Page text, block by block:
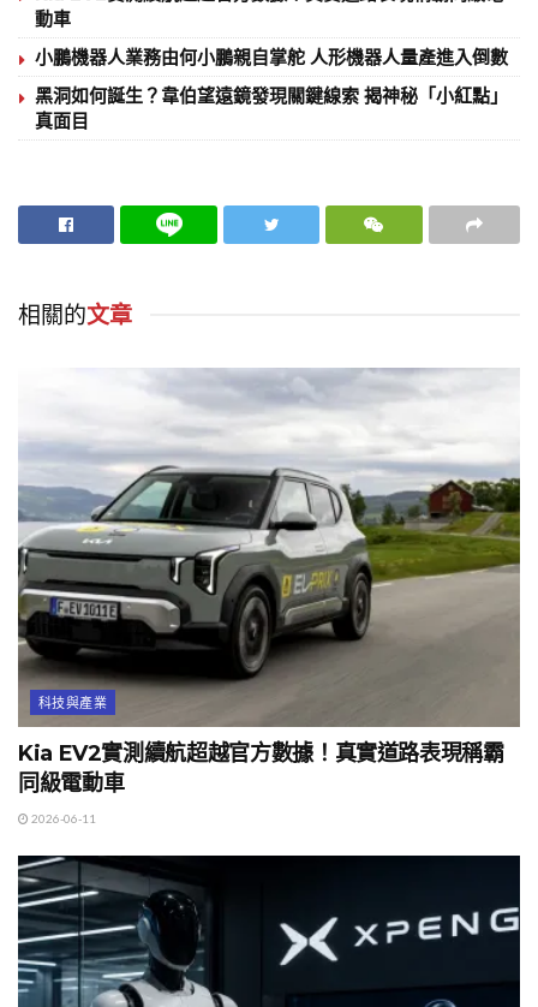
動車
小鵬機器人業務由何小鵬親自掌舵 人形機器人量產進入倒數
黑洞如何誕生？韋伯望遠鏡發現關鍵線索 揭神秘「小紅點」
真面目
相關的文章
科技與產業
Kia EV2實測續航超越官方數據！真實道路表現稱霸
同級電動車
2026-06-11